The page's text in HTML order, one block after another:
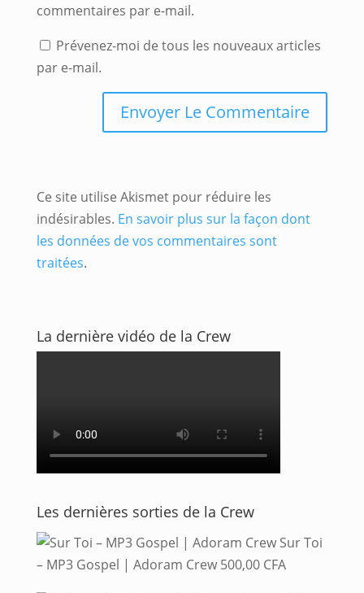
commentaires par e-mail.
Prévenez-moi de tous les nouveaux articles
par e-mail.
Ce site utilise Akismet pour réduire les
indésirables. En savoir plus sur la façon dont
les données de vos commentaires sont
traitées.
La dernière vidéo de la Crew
Les dernières sorties de la Crew
Sur Toi
– MP3 Gospel | Adoram Crew 500,00 CFA